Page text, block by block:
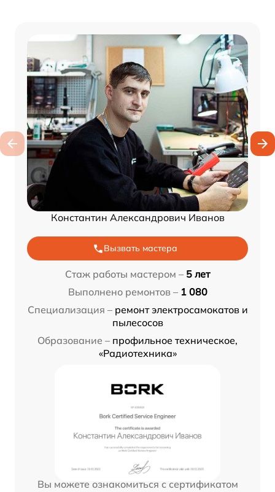
Константин Александрович Иванов
Вызвать мастера
Стаж работы мастером – 5 лет
Выполнено ремонтов – 1 080
Специализация – ремонт электросамокатов и
пылесосов
Образование – профильное техническое,
«Радиотехника»
Вы можете ознакомиться с сертификатом